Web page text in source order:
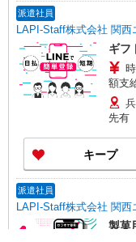
派遣社員
LAPI-Staff株式会社 関西
ギフ
額支給 ◆月収例 308,000円 （夜勤シフ
翌6
務
先有
キープ
派遣社員
LAPI-Staff株式会社 関西
製菓